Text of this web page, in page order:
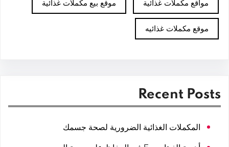
مواقع مكملات غذائية موقع بيع مكملات غذائية
موقع مكملات غذائيه
Recent Posts
المكملات الغذائية الضرورية لصحة جسمك